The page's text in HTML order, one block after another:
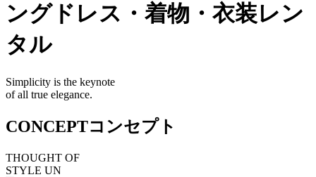
ングドレス・着物・衣装レン
タル
Simplicity is the keynote
of all true elegance.
CONCEPTコンセプト
THOUGHT OF
STYLE UN